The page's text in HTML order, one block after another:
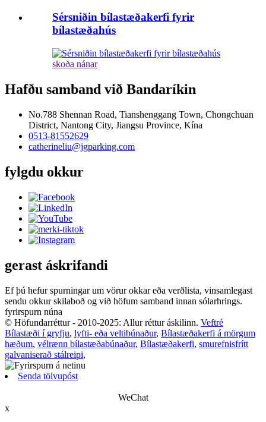
Sérsniðin bílastæðakerfi fyrir
bílastæðahús
skoða nánar
Hafðu samband við Bandaríkin
No.788 Shennan Road, Tianshenggang Town, Chongchuan
District, Nantong City, Jiangsu Province, Kína
0513-81552629
catherineliu@jgparking.com
fylgdu okkur
gerast áskrifandi
Ef þú hefur spurningar um vörur okkar eða verðlista, vinsamlegast
sendu okkur skilaboð og við höfum samband innan sólarhrings.
fyrirspurn núna
© Höfundarréttur - 2010-2025: Allur réttur áskilinn. Veftré
Bílastæði í gryfju, lyfti- eða veltibúnaður, Bílastæðakerfi á mörgum
hæðum, vélrænn bílastæðabúnaður, Bílastæðakerfi, smurefnisfrítt
galvaniserað stálreipi,
Senda tölvupóst
WeChat
x